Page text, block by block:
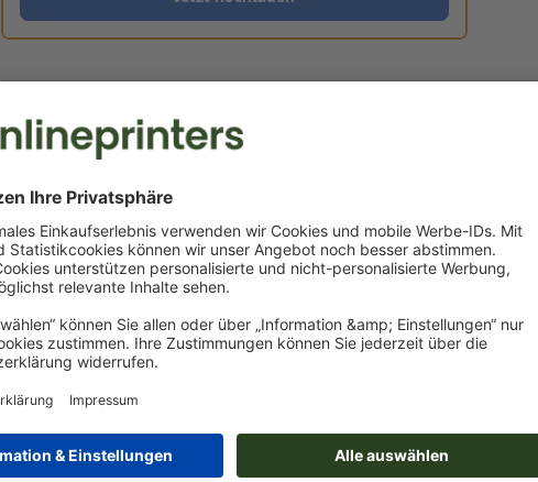
CHF 277.84
Lieferung ca.:
Di, 25. Aug. - Mi, 26. Aug.
Druckdatenhinweise Snackschalen S 15,7 x 8,7 x 4,2
cm
Datenformat
Endformat: 22,1 x 15,3 cm
: 15,7 x 4,2 cm